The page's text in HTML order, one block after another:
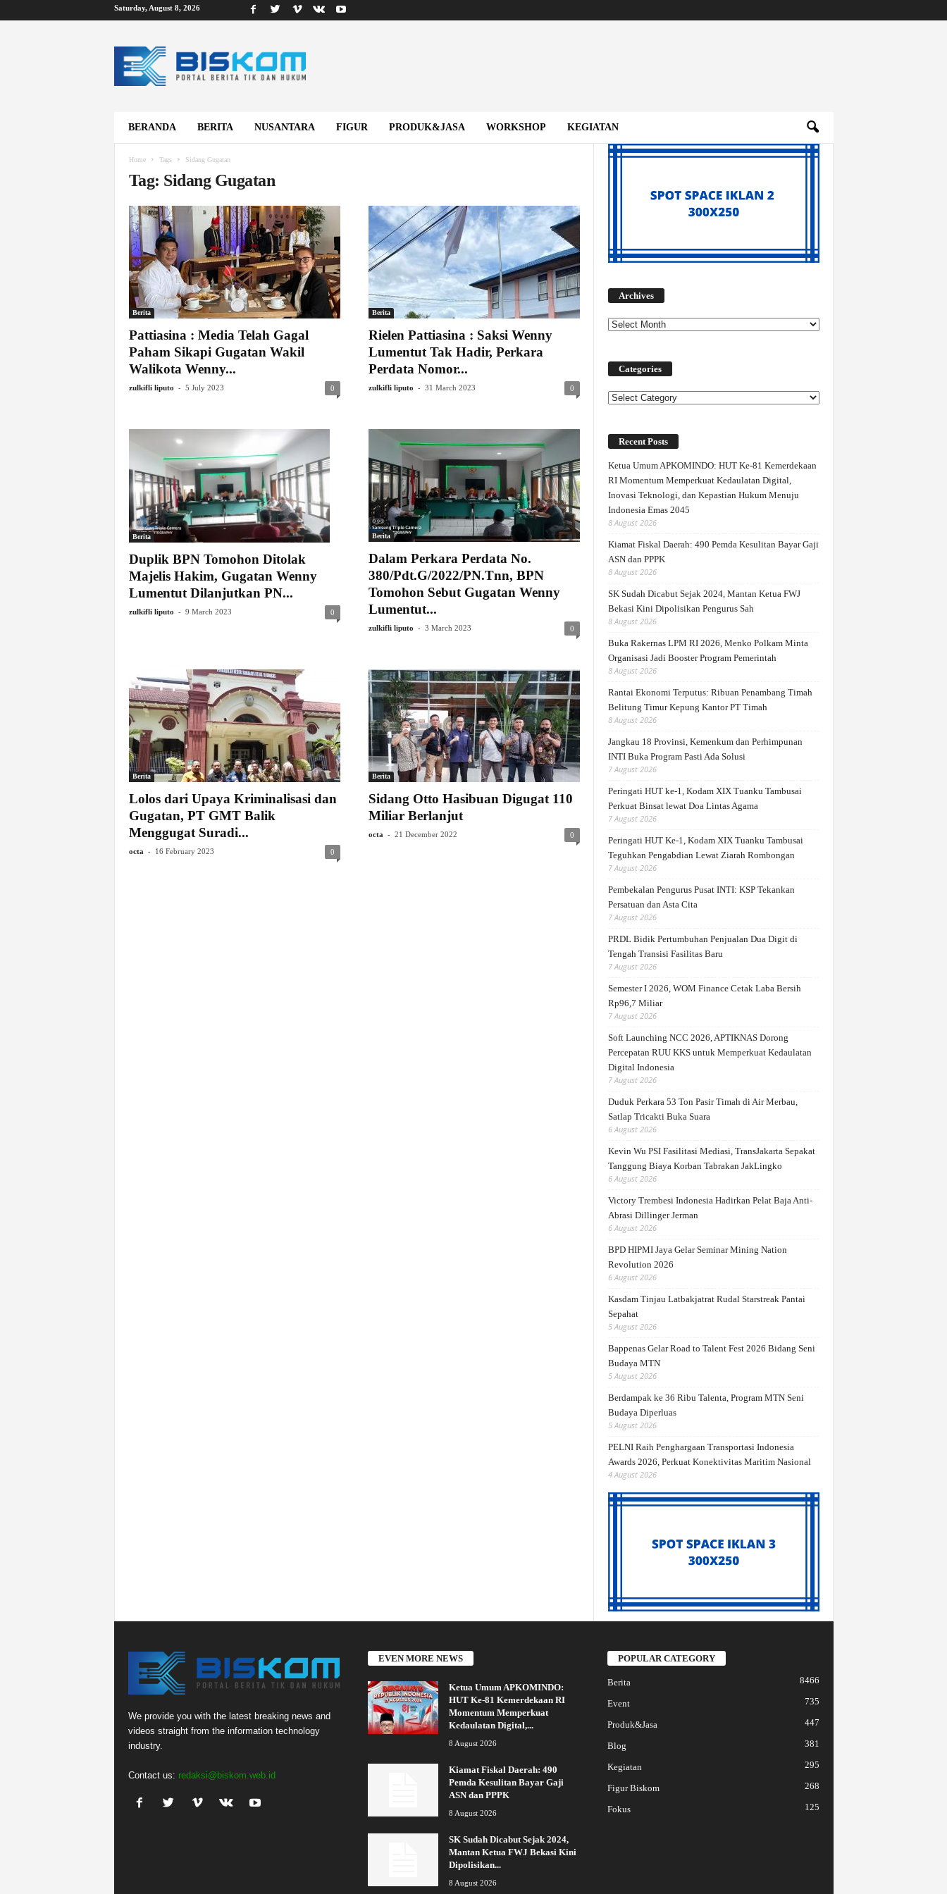
Saturday, August 8, 2026
i
BERANDA
BERITA NUSANTARA FIGUR PRODUK&JASA WORKSHOP KEGIATAN
Home Tags Sidang Gugatan
Tag: Sidang Gugatan
Berita
Pattiasina : Media Telah Gagal
Paham Sikapi Gugatan Wakil
Walikota Wenny...
zulkifli liputo - 5 July 2023 0
Berita
Rielen Pattiasina : Saksi Wenny
Lumentut Tak Hadir, Perkara
Perdata Nomor...
zulkifli liputo - 31 March 2023 0
Berita
Duplik BPN Tomohon Ditolak
Majelis Hakim, Gugatan Wenny
Lumentut Dilanjutkan PN...
zulkifli liputo - 9 March 2023 0
Berita
Dalam Perkara Perdata No.
380/Pdt.G/2022/PN.Tnn, BPN
Tomohon Sebut Gugatan Wenny
Lumentut...
zulkifli liputo - 3 March 2023 0
Berita
Lolos dari Upaya Kriminalisasi dan
Gugatan, PT GMT Balik
Menggugat Suradi...
octa - 16 February 2023 0
Berita
Sidang Otto Hasibuan Digugat 110
Miliar Berlanjut
octa - 21 December 2022 0
Archives
Categories
Categories
Recent Posts
Ketua Umum APKOMINDO: HUT Ke-81 Kemerdekaan
RI Momentum Memperkuat Kedaulatan Digital,
Inovasi Teknologi, dan Kepastian Hukum Menuju
Indonesia Emas 2045
8 August 2026
Kiamat Fiskal Daerah: 490 Pemda Kesulitan Bayar Gaji
ASN dan PPPK
8 August 2026
SK Sudah Dicabut Sejak 2024, Mantan Ketua FWJ
Bekasi Kini Dipolisikan Pengurus Sah
8 August 2026
Buka Rakernas LPM RI 2026, Menko Polkam Minta
Organisasi Jadi Booster Program Pemerintah
8 August 2026
Rantai Ekonomi Terputus: Ribuan Penambang Timah
Belitung Timur Kepung Kantor PT Timah
8 August 2026
Jangkau 18 Provinsi, Kemenkum dan Perhimpunan
INTI Buka Program Pasti Ada Solusi
7 August 2026
Peringati HUT ke-1, Kodam XIX Tuanku Tambusai
Perkuat Binsat lewat Doa Lintas Agama
7 August 2026
Peringati HUT Ke-1, Kodam XIX Tuanku Tambusai
Teguhkan Pengabdian Lewat Ziarah Rombongan
7 August 2026
Pembekalan Pengurus Pusat INTI: KSP Tekankan
Persatuan dan Asta Cita
7 August 2026
PRDL Bidik Pertumbuhan Penjualan Dua Digit di
Tengah Transisi Fasilitas Baru
7 August 2026
Semester I 2026, WOM Finance Cetak Laba Bersih
Rp96,7 Miliar
7 August 2026
Soft Launching NCC 2026, APTIKNAS Dorong
Percepatan RUU KKS untuk Memperkuat Kedaulatan
Digital Indonesia
7 August 2026
Duduk Perkara 53 Ton Pasir Timah di Air Merbau,
Satlap Tricakti Buka Suara
6 August 2026
Kevin Wu PSI Fasilitasi Mediasi, TransJakarta Sepakat
Tanggung Biaya Korban Tabrakan JakLingko
6 August 2026
Victory Trembesi Indonesia Hadirkan Pelat Baja Anti-
Abrasi Dillinger Jerman
6 August 2026
BPD HIPMI Jaya Gelar Seminar Mining Nation
Revolution 2026
6 August 2026
Kasdam Tinjau Latbakjatrat Rudal Starstreak Pantai
Sepahat
5 August 2026
Bappenas Gelar Road to Talent Fest 2026 Bidang Seni
Budaya MTN
5 August 2026
Berdampak ke 36 Ribu Talenta, Program MTN Seni
Budaya Diperluas
5 August 2026
PELNI Raih Penghargaan Transportasi Indonesia
Awards 2026, Perkuat Konektivitas Maritim Nasional
4 August 2026
We provide you with the latest breaking news and
videos straight from the information technology
industry.
Contact us: redaksi@biskom.web.id
EVEN MORE NEWS
Ketua Umum APKOMINDO:
HUT Ke-81 Kemerdekaan RI
Momentum Memperkuat
Kedaulatan Digital,...
8 August 2026
Kiamat Fiskal Daerah: 490
Pemda Kesulitan Bayar Gaji
ASN dan PPPK
8 August 2026
SK Sudah Dicabut Sejak 2024,
Mantan Ketua FWJ Bekasi Kini
Dipolisikan...
8 August 2026
POPULAR CATEGORY
Berita 8466
Event 735
Produk&Jasa 447
Blog 381
Kegiatan 295
Figur Biskom 268
Fokus 125